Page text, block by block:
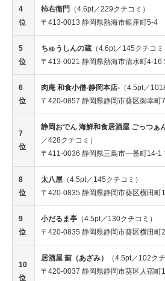
4
位
柿右衛門
（4.6pt／229クチコミ）
〒413-0013 静岡県熱海市銀座町5-4
5
位
ちゅうしんの蔵 （4.6pt／145クチコミ
〒413-0021 静岡県熱海市清水町4-16
6
位
肉庵 和食小僧-静岡本店- （4.5pt／
〒420-0857 静岡県静岡市葵区御幸町
7
位
静岡おでん 海鮮和食居酒屋 ごっつぁ
／428クチコミ）
〒411-0036 静岡県三島市一番町14-1
8
位
太八屋 （4.5pt／145クチコミ）
〒420-0835 静岡県静岡市葵区横田町
9
位
小だるま亭 （4.5pt／130クチコミ）
〒420-0835 静岡県静岡市葵区横田町
10
位
居酒屋 薊（あざみ）
（4.5pt／102ク
〒420-0037 静岡県静岡市葵区人宿町